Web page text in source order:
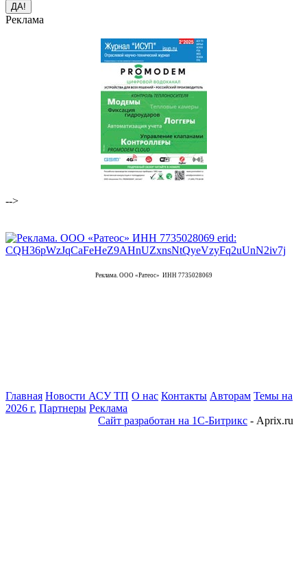
Реклама
-->
Реклама. ООО «Ратеос» ИНН 7735028069
Главная Новости АСУ ТП О нас Контакты Авторам Темы на
2026 г. Партнеры Реклама
Сайт разработан на 1С-Битрикс - Aprix.ru